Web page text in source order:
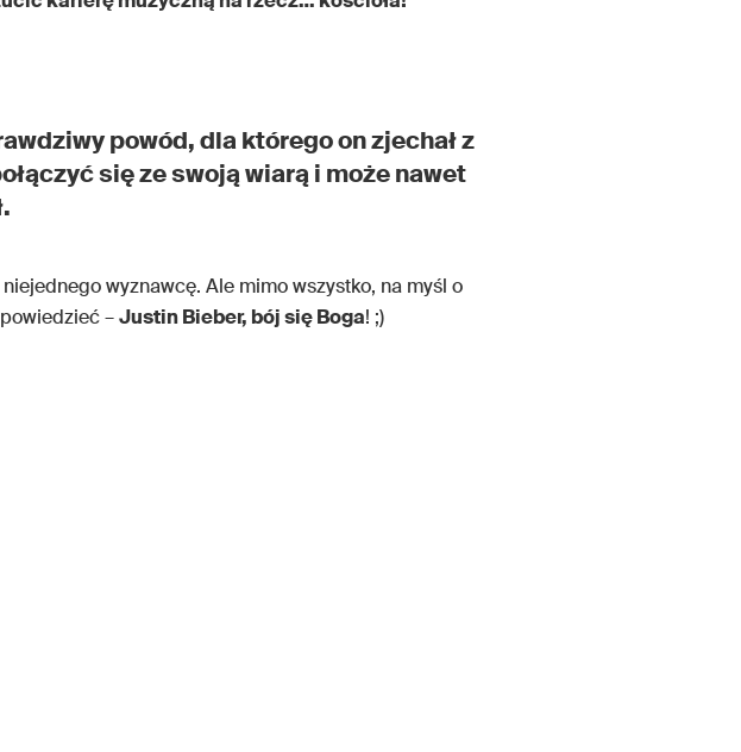
powód, dla którego on zjechał z
się ze swoją wiarą i może nawet
wyznawcę. Ale mimo wszystko, na myśl o
–Justin Bieber, bój się Boga! ;)